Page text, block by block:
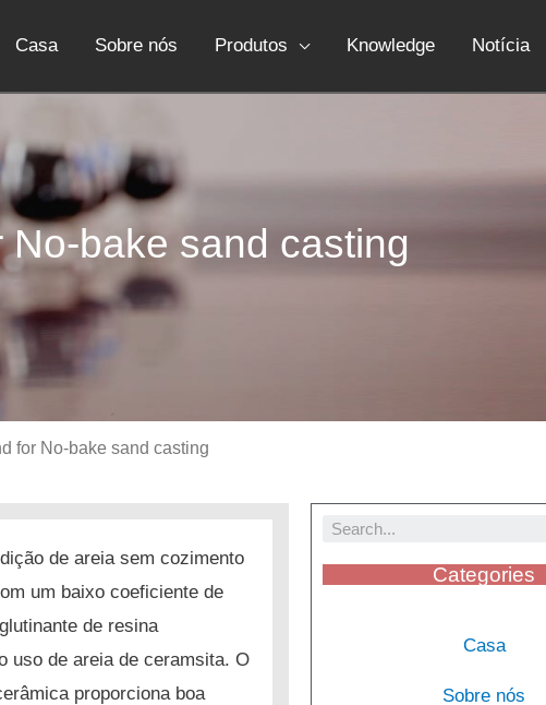
Casa Sobre nós Produtos Knowledge Notícia
bake sand casting
for No-bake sand casting
de areia sem cozimento
um baixo coeficiente de
de resina
uso de areia de ceramsita.O
proporciona boa
Categories
Casa
Sobre nós